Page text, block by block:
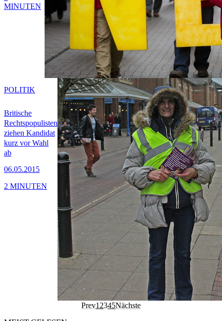
MINUTEN
Britische
Rechtspopulisten
ziehen Kandidat
kurz vor Wahl
ab
06.05.2015
POLITIK
2 MINUTEN
Prev1 2345Nächste